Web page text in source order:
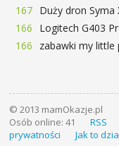
167
166
166
© 2013 mamOkazje.pl
Osób online: 41
RSS
prywatności
Jak to